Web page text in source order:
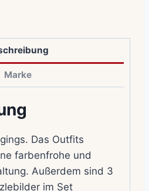
Marke
Das Outfits
farbenfrohe und
Außerdem sind 3
im Set